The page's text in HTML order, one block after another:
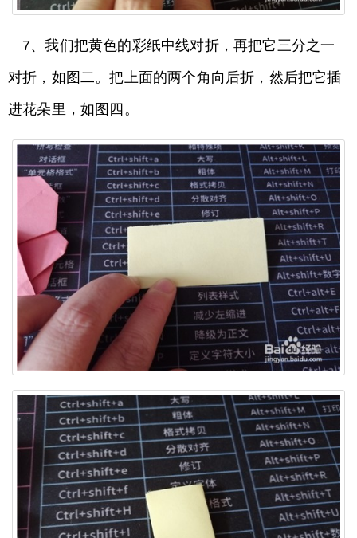
7、我们把黄色的彩纸中线对折，再把它三分之一
对折，如图二。把上面的两个角向后折，然后把它插
进花朵里，如图四。